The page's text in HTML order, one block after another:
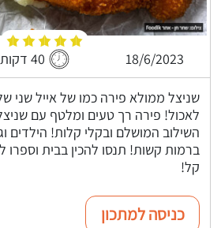
18/6/2023 40 דקות
שניצל ממולא פירה כמו של אייל שני
לאכול! פירה רך טעים ומלטף עם
השילוב המושלם ובקלי קלות! הילדים
ברמות קשות! תנסו להכין בבית וספרו
קל!
כניסה למתכון